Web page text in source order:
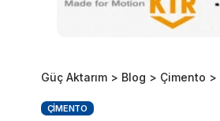
Güç Aktarım > Blog > Çimento >
ÇIMENTO